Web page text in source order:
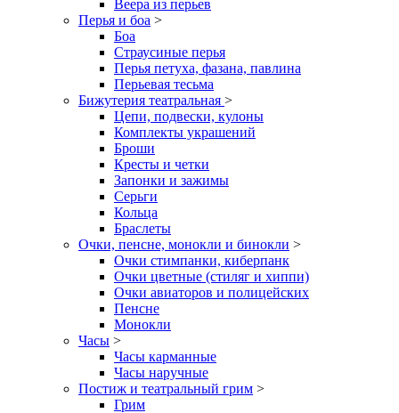
Веера из перьев
Перья и боа >
Боа
Страусиные перья
Перья петуха, фазана, павлина
Перьевая тесьма
Бижутерия театральная >
Цепи, подвески, кулоны
Комплекты украшений
Броши
Кресты и четки
Запонки и зажимы
Серьги
Кольца
Браслеты
Очки, пенсне, монокли и бинокли >
Очки стимпанки, киберпанк
Очки цветные (стиляг и хиппи)
Очки авиаторов и полицейских
Пенсне
Монокли
Часы >
Часы карманные
Часы наручные
Постиж и театральный грим >
Грим